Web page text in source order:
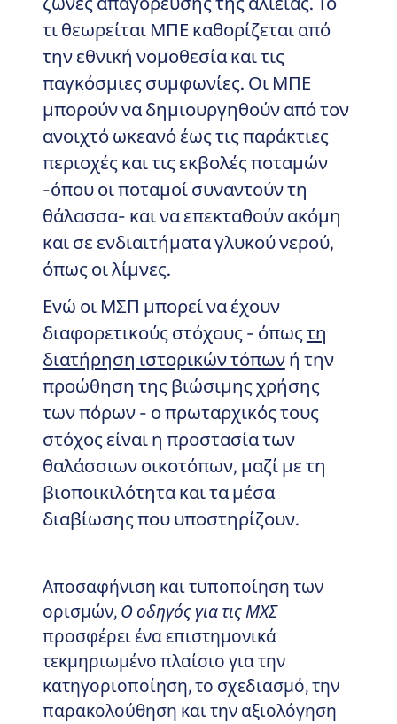
τι θεωρείται ΜΠΕ καθορίζεται από
την εθνική νομοθεσία και τις
παγκόσμιες συμφωνίες. Οι ΜΠΕ
μπορούν να δημιουργηθούν από τον
ανοιχτό ωκεανό έως τις παράκτιες
περιοχές και τις εκβολές ποταμών
-όπου οι ποταμοί συναντούν τη
θάλασσα- και να επεκταθούν ακόμη
και σε ενδιαιτήματα γλυκού νερού,
όπως οι λίμνες.
Ενώ οι ΜΣΠ μπορεί να έχουν
διαφορετικούς στόχους - όπωςτη
διατήρηση ιστορικών τόπωνή την
προώθηση της βιώσιμης χρήσης
των πόρων - ο πρωταρχικός τους
στόχος είναι η προστασία των
θαλάσσιων οικοτόπων, μαζί με τη
βιοποικιλότητα και τα μέσα
διαβίωσης που υποστηρίζουν.
Αποσαφήνιση και τυποποίηση των
ορισμών, Ο οδηγός για τις ΜΧΣ
προσφέρει ένα επιστημονικά
τεκμηριωμένο πλαίσιο για την
κατηγοριοποίηση, το σχεδιασμό, την
παρακολούθηση και την αξιολόγηση